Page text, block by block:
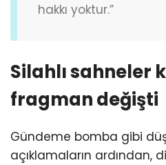
hakkı yoktur.”
Silahlı sahneler
fragman değişti
Gündeme bomba gibi
açıklamaların ardından,